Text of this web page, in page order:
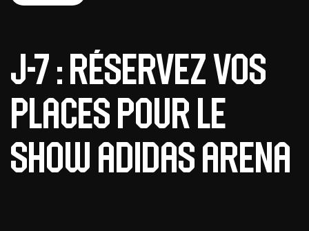
J-7 : réservez vos
places pour le
show adidas arena